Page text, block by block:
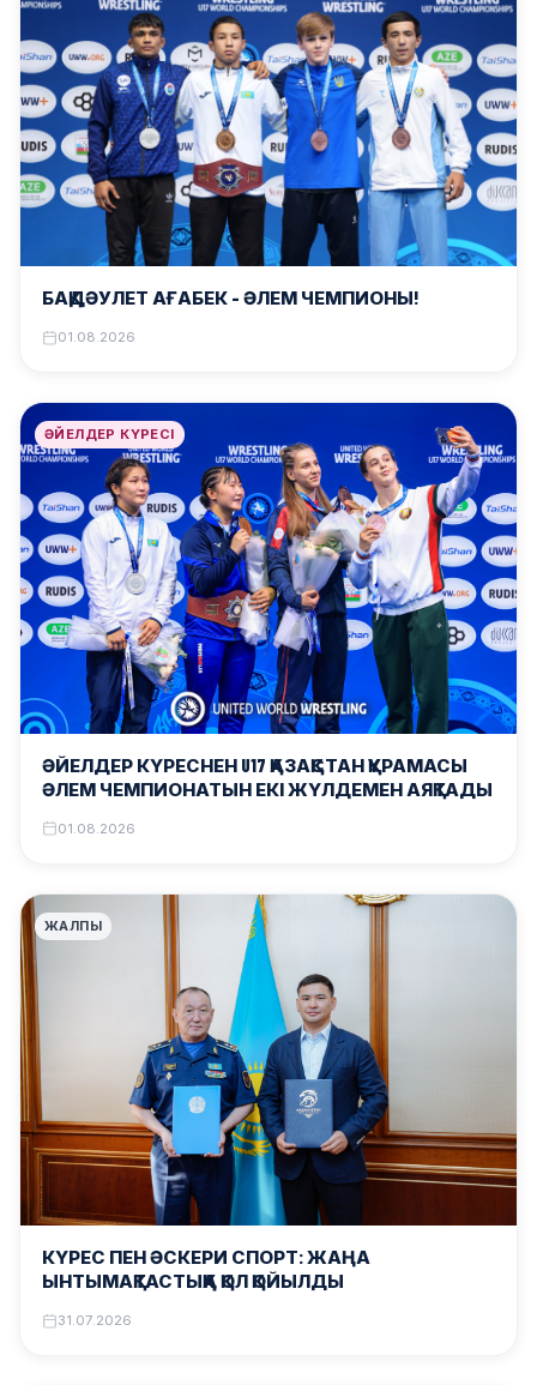
БАҚДӘУЛЕТ АҒАБЕК – ӘЛЕМ ЧЕМПИОНЫ!
01.08.2026
ӘЙЕЛДЕР КҮРЕСІ
ӘЙЕЛДЕР КҮРЕСНЕН U17 ҚАЗАҚСТАН ҚҰРАМАСЫ
ӘЛЕМ ЧЕМПИОНАТЫН ЕКІ ЖҮЛДЕМЕН АЯҚТАДЫ
01.08.2026
ЖАЛПЫ
КҮРЕС ПЕН ӘСКЕРИ СПОРТ: ЖАҢА
ЫНТЫМАҚТАСТЫҚҚА ҚОЛ ҚОЙЫЛДЫ
31.07.2026